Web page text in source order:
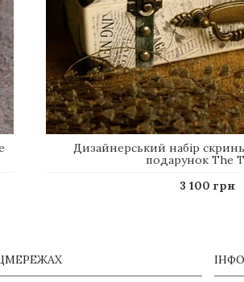
Дизайнерський набір
подарунок The
3 100 грн